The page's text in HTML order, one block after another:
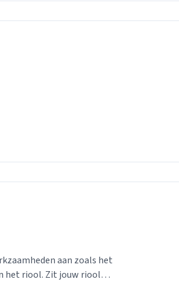
aan zoals het
het riool. Zit jouw riool